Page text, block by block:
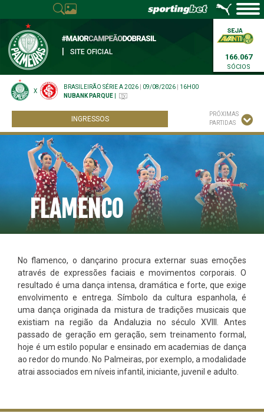
SITE OFICIAL
166.067
SÓCIOS
X
BRASILEIRÃO SÉRIE A 2026 09/08/2026
16H00
NUBANK PARQUE
INGRESSOS
PRÓXIMAS
PARTIDAS
FLAMENCO
No flamenco, o dançarino procura externar suas emoções
através de expressões faciais e movimentos corporais. O
resultado é uma dança intensa, dramática e forte, que exige
envolvimento e entrega. Símbolo da cultura espanhola, é
uma dança originada da mistura de tradições musicais que
existiam na região da Andaluzia no século XVIII. Antes
passado de geração em geração, sem treinamento formal,
hoje é um estilo popular e ensinado em academias de dança
ao redor do mundo. No Palmeiras, por exemplo, a modalidade
atrai associados em níveis infantil, iniciante, juvenil e adulto.